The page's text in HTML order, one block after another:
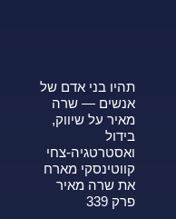
תהיו בני אדם של
אנשים — שרה
מאיר על שיווק,
בידול
ואסטרטגיה-צחי
קווטינסקי מארח
את שרה מאיר
פרק 339